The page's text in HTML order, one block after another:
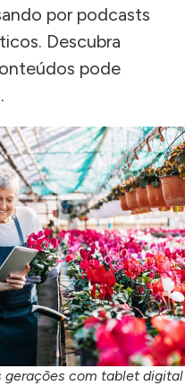
por podcasts
Descubra
pode
gerações com tablet digital